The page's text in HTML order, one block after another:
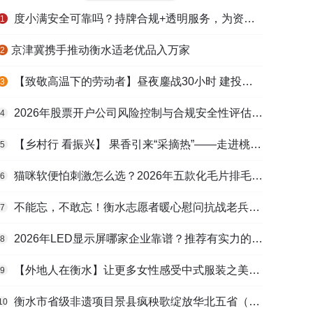
1 度小满安全可靠吗？持牌合规+透明服务，为资金周转筑牢多重保障
2 ​京津冀携手推动衡水适老优品入万家
3 【致敬高温下的劳动者】昼夜鏖战30小时 建投衡水水务紧急抢修保民生用水
4 2026年股票开户公司风险控制与合规安全性评估：投资者保护机制哪家靠谱？
5 【乡村行 看振兴】 果香引来“采摘热”——走进桃城区贾家庄村
6 猫咪软便怕刺激怎么选？2026年五款化毛片排毛护肠避坑指南
7 不能忘，不敢忘！衡水志愿者暖心慰问抗战老兵和老党员
8 2026年LED显示屏哪家企业靠谱？推荐有实力的LED显示屏工程服务商
9 【外地人在衡水】让更多女性感受中式服装之美——山东人蒋静静的在衡创业路
衡水市省级非遗项目景县疯秧歌绽放华北五省（区）市舞蹈大赛舞台